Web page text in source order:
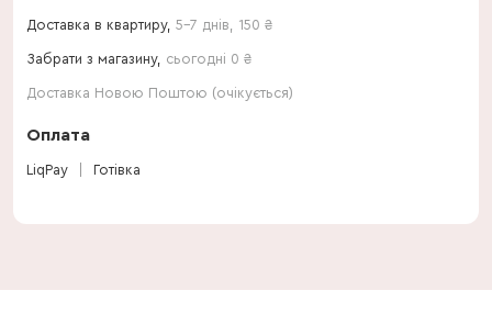
Доставка в квартиру, 5-7 днів 150 ₴
Забрати з магазину, сьогодні 0 ₴
Доставка Новою Поштою (очікується)
Оплата
LiqPay Готівка